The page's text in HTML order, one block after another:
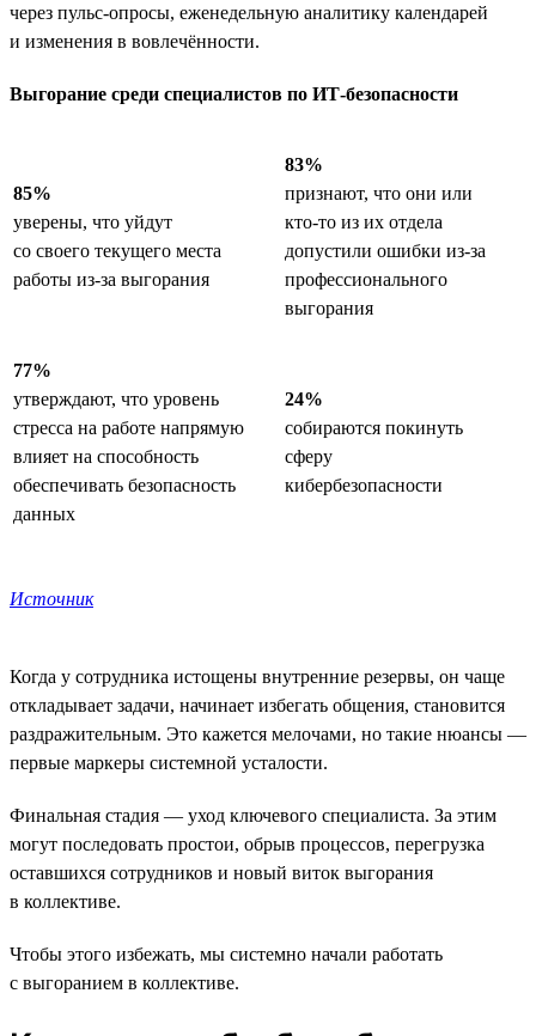
через пульс-опросы, еженедельную аналитику календарей
и изменения в вовлечённости.
Выгорание среди специалистов по ИТ-безопасности
85%
уверены, что уйдут
со своего текущего места
работы из-за выгорания
83%
признают, что они или
кто-то из их отдела
допустили ошибки из-за
профессионального
выгорания
77%
утверждают, что уровень
стресса на работе напрямую
влияет на способность
обеспечивать безопасность
данных
24%
собираются покинуть
сферу
кибербезопасности
Источник
Когда у сотрудника истощены внутренние резервы, он чаще
откладывает задачи, начинает избегать общения, становится
раздражительным. Это кажется мелочами, но такие нюансы —
первые маркеры системной усталости.
Финальная стадия — уход ключевого специалиста. За этим
могут последовать простои, обрыв процессов, перегрузка
оставшихся сотрудников и новый виток выгорания
в коллективе.
Чтобы этого избежать, мы системно начали работать
с выгоранием в коллективе.